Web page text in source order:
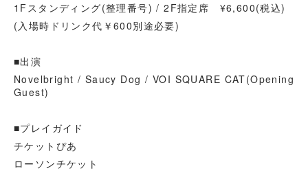
1Fスタンディング(整理番号) / 2F指定席 ¥6,600(税込)
(入場時ドリンク代￥600別途必要)
■出演
Novelbright / Saucy Dog / VOI SQUARE CAT(Opening
Guest)
■プレイガイド
チケットぴあ
ローソンチケット